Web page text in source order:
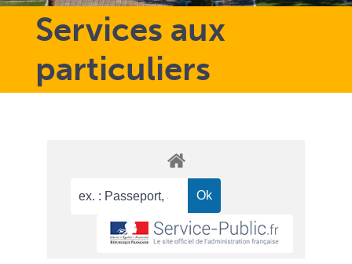
Services aux
particuliers